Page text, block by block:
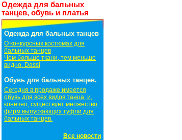
Одежда для бальных
танцев, обувь и платья
Одежда для бальных танцев
О конкурсных костюмах для
бальных танцев
Чем больше ткани, тем меньше
видно. Dassi
Обувь для бальных танцев.
Сегодня в продаже имеется
обувь для всех видов танца, и,
конечно, существует множество
фирм выпускающих туфли для
бальных танцев.
Все новости